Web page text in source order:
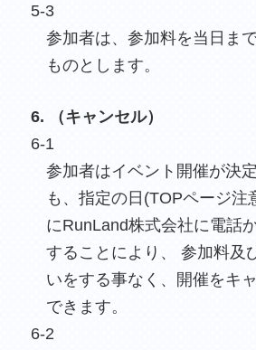
5-3
参加者は、参加料を当日ま
ものとします。
6. （キャンセル）
6-1
参加者はイベント開催が決
も、指定の日(TOPページ注
にRunLand株式会社に電話
することにより、 参加料及
いをする事なく、開催をキ
できます。
6-2